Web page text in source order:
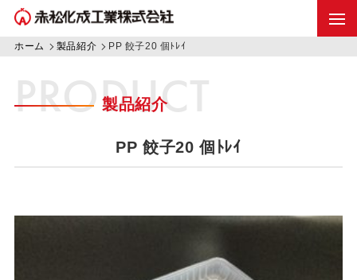
ホーム 製品紹介 PP 餃子20 個ﾄﾚｲ
PRODUCT
製品紹介
PP 餃子20 個ﾄﾚｲ